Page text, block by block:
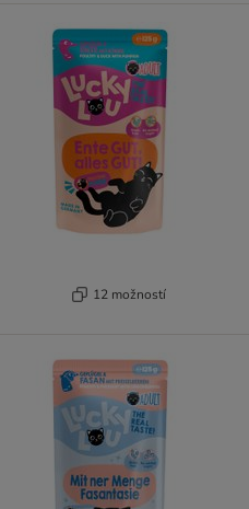
12 možností